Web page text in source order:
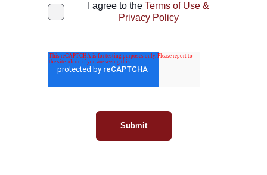
I agree to the Terms of Use &
Privacy Policy